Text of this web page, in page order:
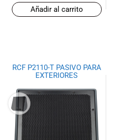
Añadir al carrito
RCF P2110-T PASIVO PARA
EXTERIORES